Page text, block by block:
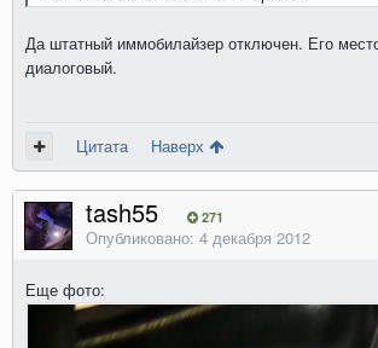
Да штатный иммобилайзер отключен. Его
диалоговый.
Цитата Наверх
tash55 271
Опубликовано: 4 декабря 2012
Еще фото: